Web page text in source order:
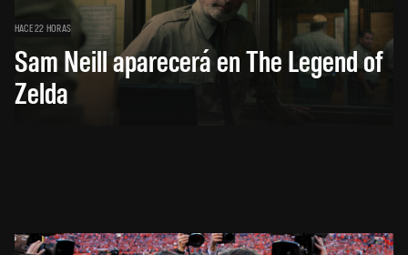
HACE 22 HORAS
Sam Neill aparecerá en The Legend of
Zelda